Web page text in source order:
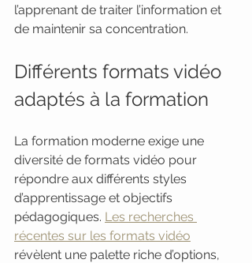
l’apprenant de traiter l’information et
de maintenir sa concentration.
Différents formats vidéo
adaptés à la formation
La formation moderne exige une
diversité de formats vidéo pour
répondre aux différents styles
d’apprentissage et objectifs
pédagogiques. Les recherches
récentes sur les formats vidéo
révèlent une palette riche d’options,